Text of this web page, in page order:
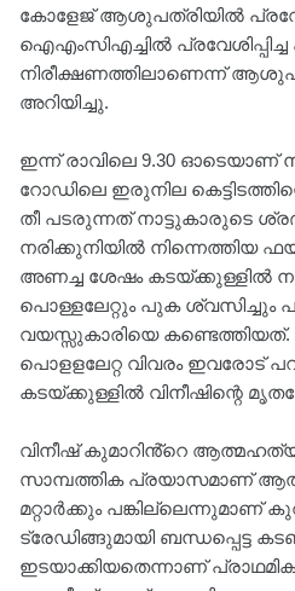
കോളേജ് ആശുപത്രിയിൽ
ഐഎംസിഎച്ചില്‍
നിരീക്ഷണത്തിലാണെന്ന്
അറിയിച്ചു.
ഇന്ന് രാവിലെ 9.30 ഓടെയാണ്
റോഡിലെ ഇരുനില
തീ പടരുന്നത് നാട്ടുകാരുടെ
നരിക്കുനിയിൽ നിന്നെത്തിയ
അണച്ച ശേഷം കടയ്ക്കുള്ളിൽ
പൊള്ളലേറ്റും പുക ശ്വസിച്ചും
വയസ്സുകാരിയെ
പൊളളലേറ്റ വിവരം ഇവരോട്
കടയ്ക്കുള്ളിൽ വിനീഷിന്റെ
വിനീഷ് കുമാറിൻ്റെ
സാമ്പത്തിക പ്രയാസമാണ്
മറ്റാര്‍ക്കും
ട്രേഡിങ്ങുമായി ബന്ധപ്പെട്ട
ഇടയാക്കിയതെന്നാണ്